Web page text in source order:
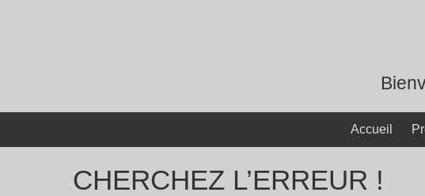
Accueil
CHERCHEZ L’ERREUR !